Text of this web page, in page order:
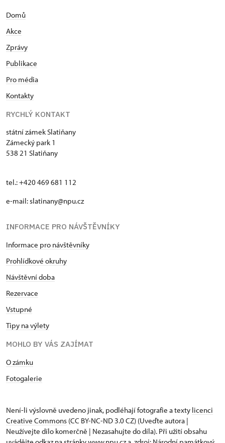
Domů
Akce
Zprávy
Publikace
Pro média
Kontakty
RYCHLÝ KONTAKT
státní zámek Slatiňany
Zámecký park 1
538 21 Slatiňany
tel.: +420 469 681 112
e-mail: slatinany@npu.cz
INFORMACE PRO NÁVŠTĚVNÍKY
Informace pro návštěvníky
Prohlídkové okruhy
Návštěvní doba
Rezervace
Vstupné
Tipy na výlety
MOHLO BY VÁS ZAJÍMAT
O zámku
Fotogalerie
Není-li výslovně uvedeno jinak, podléhají fotografie a texty licenci
Creative Commons (CC BY-NC-ND 3.0 CZ) (Uveďte autora |
Neužívejte dílo komerčně | Nezasahujte do díla). Při užití obsahu